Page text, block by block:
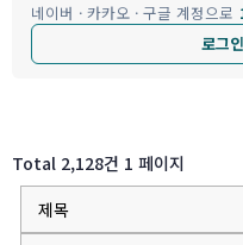
네이버 · 카카오 · 구글 계정으로
로그
Total 2,128건 1 페이지